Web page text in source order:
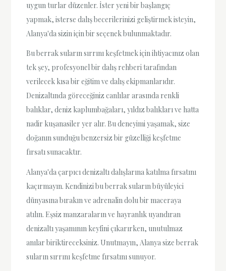
uygun turlar düzenler. İster yeni bir başlangıç
yapmak, isterse dalış becerilerinizi geliştirmek isteyin,
Alanya'da sizin için bir seçenek bulunmaktadır.
Bu berrak suların sırrını keşfetmek için ihtiyacınız olan
tek şey, profesyonel bir dalış rehberi tarafından
verilecek kısa bir eğitim ve dalış ekipmanlarıdır.
Denizaltında göreceğiniz canlılar arasında renkli
balıklar, deniz kaplumbağaları, yıldız balıkları ve hatta
nadir kuşanasiler yer alır. Bu deneyimi yaşamak, size
doğanın sunduğu benzersiz bir güzelliği keşfetme
fırsatı sunacaktır.
Alanya'da çarpıcı denizaltı dalışlarına katılma fırsatını
kaçırmayın. Kendinizi bu berrak suların büyüleyici
dünyasına bırakın ve adrenalin dolu bir maceraya
atılın. Eşsiz manzaraların ve hayranlık uyandıran
denizaltı yaşamının keyfini çıkarırken, unutulmaz
anılar biriktireceksiniz. Unutmayın, Alanya size berrak
suların sırrını keşfetme fırsatını sunuyor.